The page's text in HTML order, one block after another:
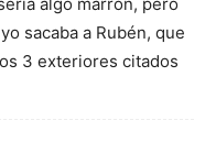
sacaba a Rubén, que
3 exteriores citados